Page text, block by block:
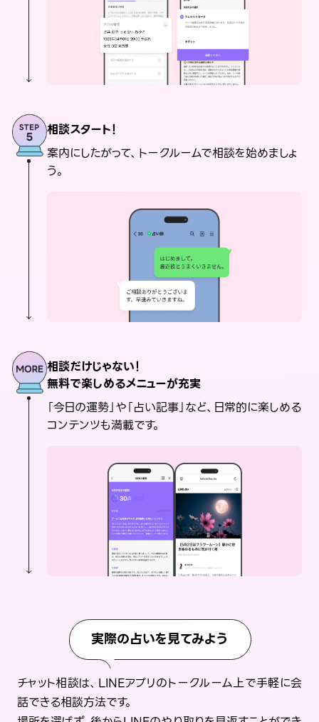
相談スタート！
案内にしたがって、トークルームで相談を始めましょ
う。
相談だけじゃない！
無料で楽しめるメニューが充実
「今日の運勢」や「占い記事」など、日常的に楽しめる
コンテンツも満載です。
実際の占いを見てみよう
チャット相談は、LINEアプリのトークルーム上で手軽に会
話できる相談方法です。